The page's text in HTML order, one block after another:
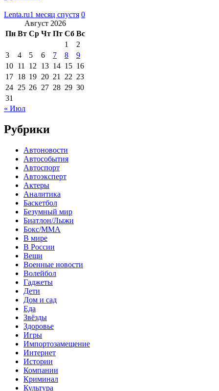
Lenta.ru1 месяц спустя 0
Август 2026
Пн Вт Ср Чт Пт Сб Вс
1
2
3
4 5 6 7 8
9
10 11 12 13 14 15 16
17 18 19 20 21 22 23
24 25 26 27 28 29 30
31
« Июл
Рубрики
Автоновости
Автособытия
Автоспорт
Автоэксперт
Актеры
Аналитика
Баскетбол
Безумный мир
Биатлон/Лыжи
Бокс/MMA
В мире
В России
Вещи
Военные новости
Волейбол
Гаджеты
Дети
Дом и сад
Еда
Звёзды
Здоровье
Игры
Импортозамещение
Интернет
Истории
Компании
Криминал
Культура